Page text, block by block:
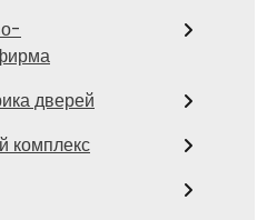
дверей
комплекс